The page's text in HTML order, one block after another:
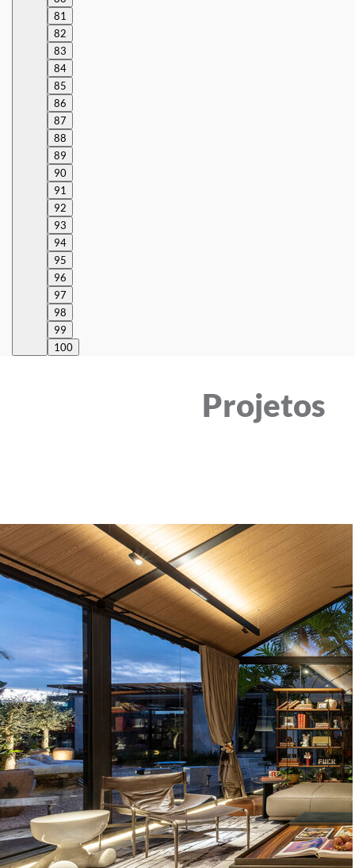
81
82
83
84
85
86
87
88
89
90
91
92
93
94
95
96
97
98
99
100
Projetos